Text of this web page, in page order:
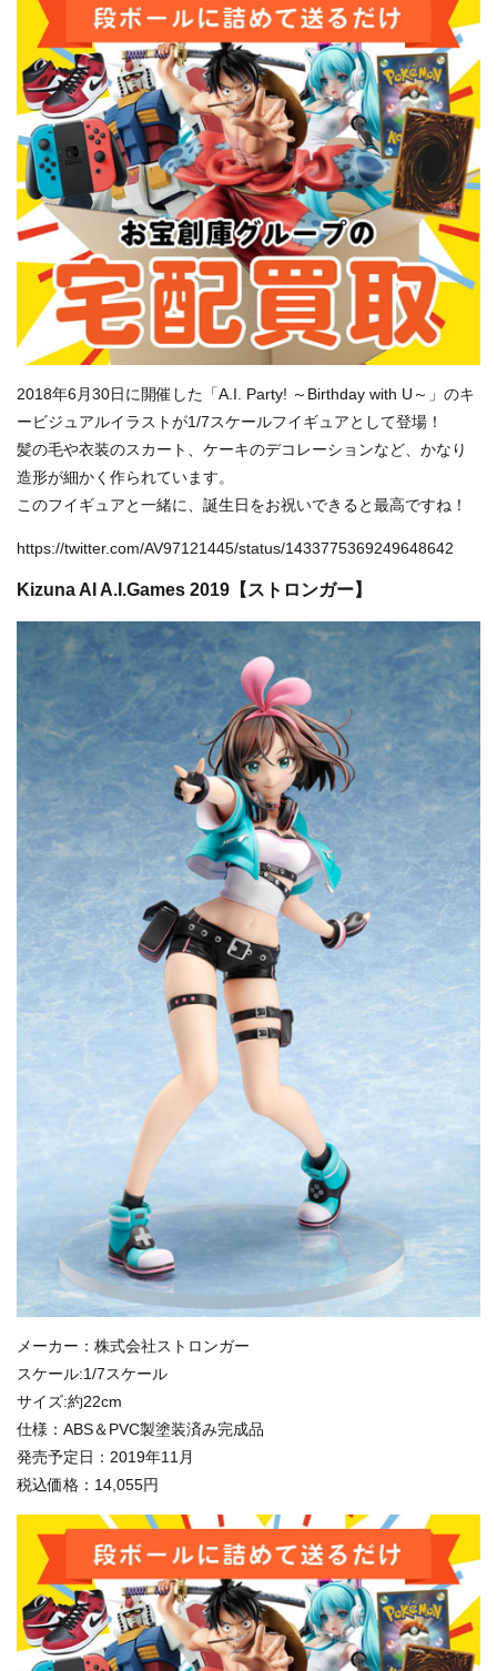
2018年6月30日に開催した「A.I. Party! ～Birthday with U～」のキ
ービジュアルイラストが1/7スケールフイギュアとして登場！
髪の毛や衣装のスカート、ケーキのデコレーションなど、かなり
造形が細かく作られています。
このフイギュアと一緒に、誕生日をお祝いできると最高ですね！
https://twitter.com/AV97121445/status/1433775369249648642
Kizuna AI A.I.Games 2019【ストロンガー】
メーカー：株式会社ストロンガー
スケール:1/7スケール
サイズ:約22cm
仕様：ABS＆PVC製塗装済み完成品
発売予定日：2019年11月
税込価格：14,055円